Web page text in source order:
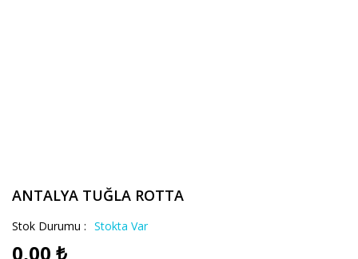
ANTALYA TUĞLA ROTTA
Stok Durumu : Stokta Var
0,00 ₺